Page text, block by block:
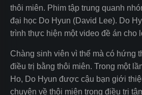
thôi miên. Phim tập trung quanh
đại học Do Hyun (David Lee). Do
trình thực hiện một video đề án cho
Chàng sinh viên vì thế mà có hứng
điều trị bằng thôi miên. Trong một
Ho, Do Hyun được cậu bạn giới
chuyên về thôi miên trong điều trị